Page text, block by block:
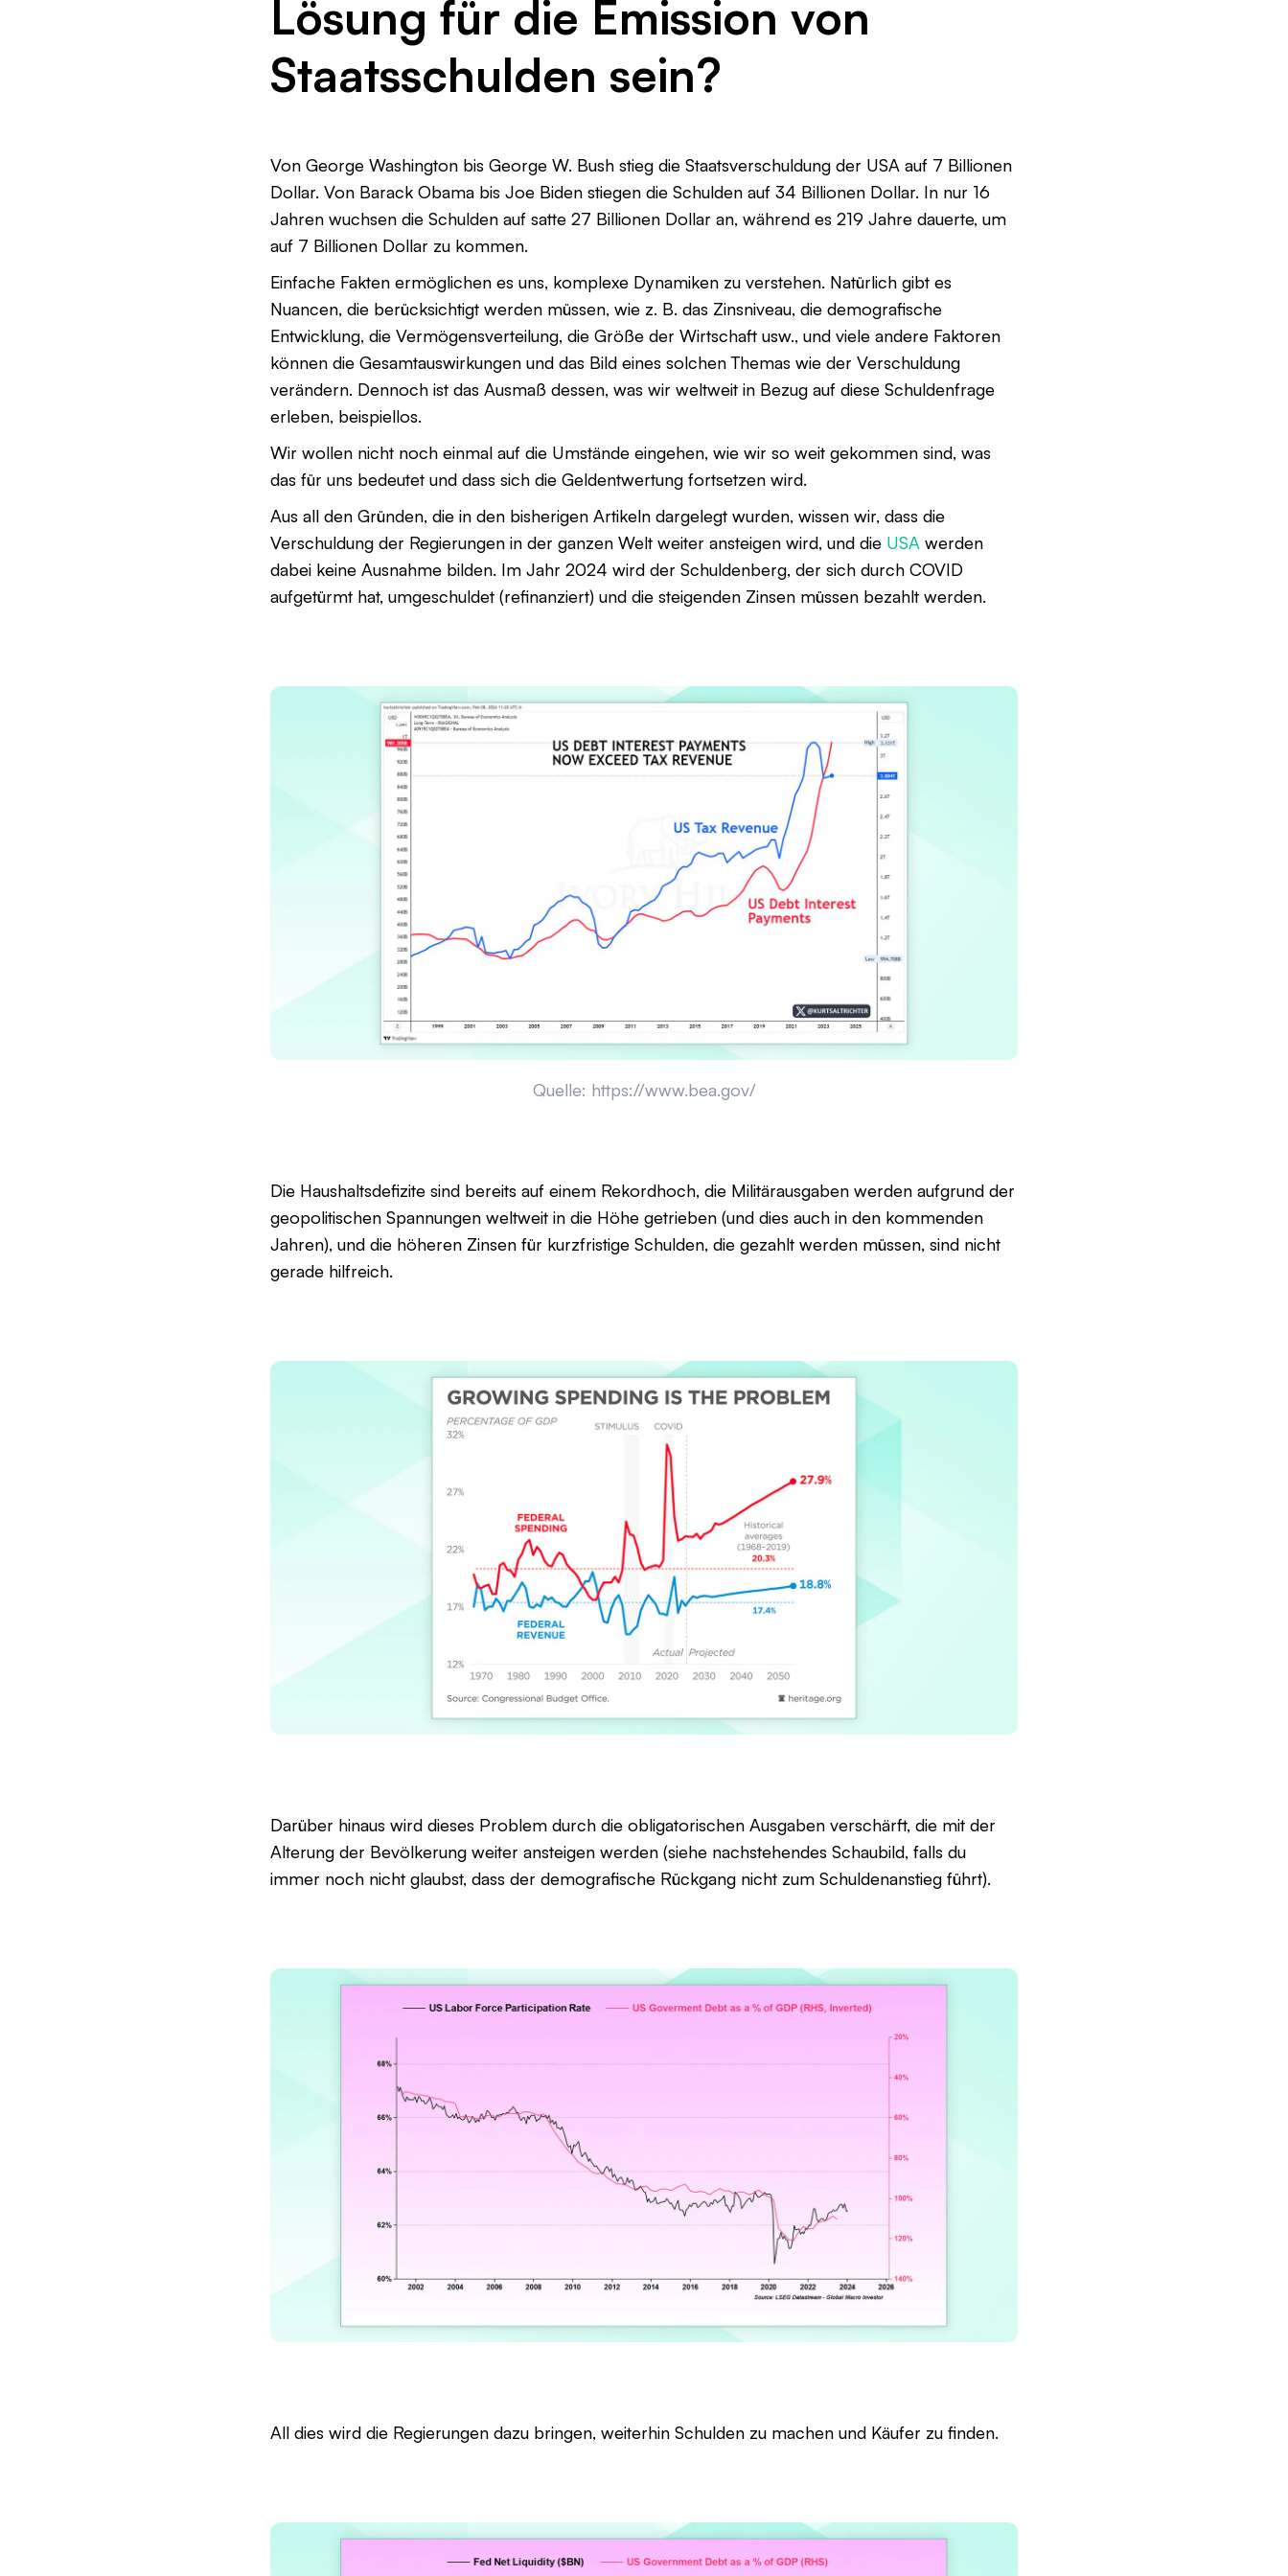
Lösung für die Emission von
Staatsschulden sein?
Von George Washington bis George W. Bush stieg die Staatsverschuldung der USA auf 7 Billionen
Dollar. Von Barack Obama bis Joe Biden stiegen die Schulden auf 34 Billionen Dollar. In nur 16
Jahren wuchsen die Schulden auf satte 27 Billionen Dollar an, während es 219 Jahre dauerte, um
auf 7 Billionen Dollar zu kommen.
Einfache Fakten ermöglichen es uns, komplexe Dynamiken zu verstehen. Natürlich gibt es
Nuancen, die berücksichtigt werden müssen, wie z. B. das Zinsniveau, die demografische
Entwicklung, die Vermögensverteilung, die Größe der Wirtschaft usw., und viele andere Faktoren
können die Gesamtauswirkungen und das Bild eines solchen Themas wie der Verschuldung
verändern. Dennoch ist das Ausmaß dessen, was wir weltweit in Bezug auf diese Schuldenfrage
erleben, beispiellos.
Wir wollen nicht noch einmal auf die Umstände eingehen, wie wir so weit gekommen sind, was
das für uns bedeutet und dass sich die Geldentwertung fortsetzen wird.
Aus all den Gründen, die in den bisherigen Artikeln dargelegt wurden, wissen wir, dass die
Verschuldung der Regierungen in der ganzen Welt weiter ansteigen wird, und die USA werden
dabei keine Ausnahme bilden. Im Jahr 2024 wird der Schuldenberg, der sich durch COVID
aufgetürmt hat, umgeschuldet (refinanziert) und die steigenden Zinsen müssen bezahlt werden.
Quelle: https://www.bea.gov/
Die Haushaltsdefizite sind bereits auf einem Rekordhoch, die Militärausgaben werden aufgrund der
geopolitischen Spannungen weltweit in die Höhe getrieben (und dies auch in den kommenden
Jahren), und die höheren Zinsen für kurzfristige Schulden, die gezahlt werden müssen, sind nicht
gerade hilfreich.
Darüber hinaus wird dieses Problem durch die obligatorischen Ausgaben verschärft, die mit der
Alterung der Bevölkerung weiter ansteigen werden (siehe nachstehendes Schaubild, falls du
immer noch nicht glaubst, dass der demografische Rückgang nicht zum Schuldenanstieg führt).
All dies wird die Regierungen dazu bringen, weiterhin Schulden zu machen und Käufer zu finden.